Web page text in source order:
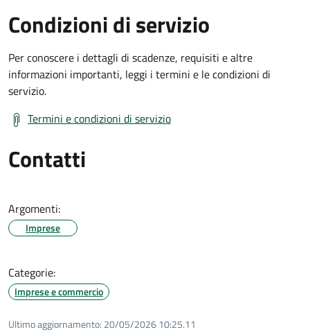
Condizioni di servizio
Per conoscere i dettagli di scadenze, requisiti e altre
informazioni importanti, leggi i termini e le condizioni di
servizio.
Termini e condizioni di servizio
Contatti
Argomenti:
Imprese
Categorie:
Imprese e commercio
Ultimo aggiornamento: 20/05/2026 10:25.11